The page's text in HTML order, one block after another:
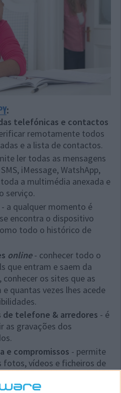
:
telefónicas e contactos
remotamente todos
e a lista de contactos.
ler todas as mensagens
iMessage, WatshApp,
toda a multimédia anexada e
serviço.
- a qualquer momento é
encontra o dispositivo
todo o histórico de
online- conhecer todo o
que entram e saem da
conhecer os sites que as
quantas vezes lhes acede
de telefone & arredores - é
as gravações dos
e compromissos - permite
fotos, vídeos e ficheiros de
dispositivos móveis, bem
agendados.